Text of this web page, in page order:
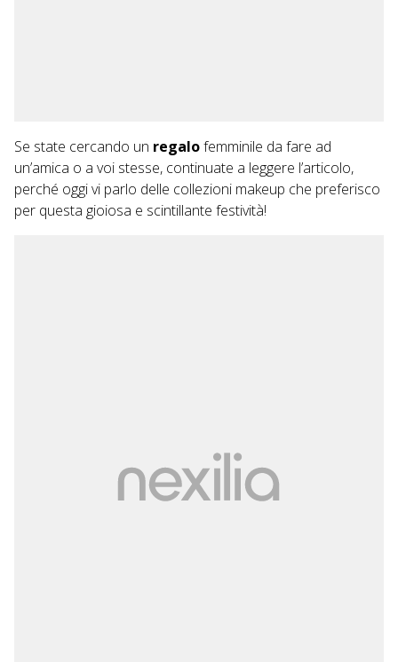
Se state cercando un regalofemminile da fare ad
un’amica o a voi stesse, continuate a leggere l’articolo,
perché oggi vi parlo delle collezioni makeup che preferisco
per questa gioiosa e scintillante festività!